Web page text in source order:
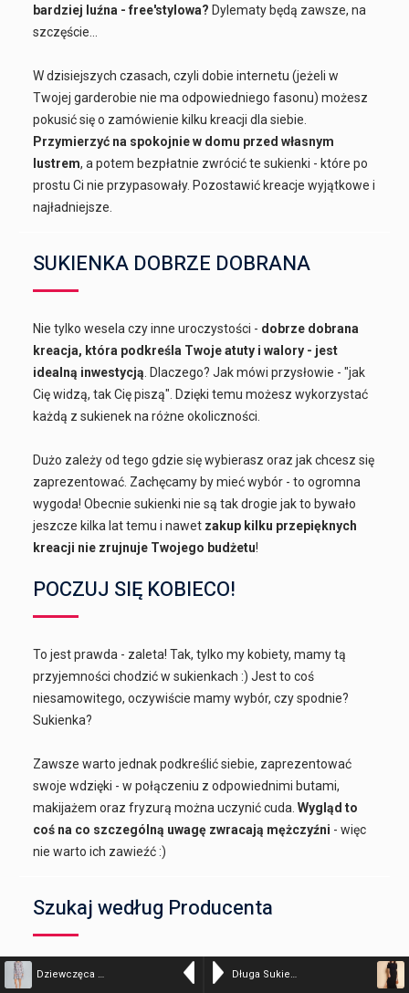
Dziewczęca Sukienka z Wzorem z Falbaną na Dole – Wzór 79 – kolor – 18808 Długa Sukienka z Hiszpańskim Dekoltem – Czarna – kolor – 37019
bardziej luźna - free'stylowa? Dylematy będą zawsze, na
szczęście...
W dzisiejszych czasach, czyli dobie internetu (jeżeli w
Twojej garderobie nie ma odpowiedniego fasonu) możesz
pokusić się o zamówienie kilku kreacji dla siebie.
Przymierzyć na spokojnie w domu przed własnym
lustrem, a potem bezpłatnie zwrócić te sukienki - które po
prostu Ci nie przypasowały. Pozostawić kreacje wyjątkowe i
najładniejsze.
SUKIENKA DOBRZE DOBRANA
Nie tylko wesela czy inne uroczystości - dobrze dobrana
kreacja, która podkreśla Twoje atuty i walory - jest
idealną inwestycją . Dlaczego? Jak mówi przysłowie - "jak
Cię widzą, tak Cię piszą". Dzięki temu możesz wykorzystać
każdą z sukienek na różne okoliczności.
Dużo zależy od tego gdzie się wybierasz oraz jak chcesz się
zaprezentować. Zachęcamy by mieć wybór - to ogromna
wygoda! Obecnie sukienki nie są tak drogie jak to bywało
jeszcze kilka lat temu i nawet zakup kilku przepięknych
kreacji nie zrujnuje Twojego budżetu!
POCZUJ SIĘ KOBIECO!
To jest prawda - zaleta! Tak, tylko my kobiety, mamy tą
przyjemności chodzić w sukienkach :) Jest to coś
niesamowitego, oczywiście mamy wybór, czy spodnie?
Sukienka?
Zawsze warto jednak podkreślić siebie, zaprezentować
swoje wdzięki - w połączeniu z odpowiednimi butami,
makijażem oraz fryzurą można uczynić cuda.Wygląd to
coś na co szczególną uwagę zwracają mężczyźni - więc
nie warto ich zawieźć :)
Szukaj według Producenta
Alessia Santi Awama BE Be Active